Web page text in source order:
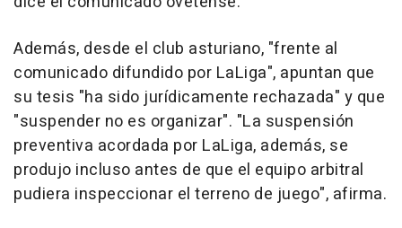
Además, desde el club asturiano, "frente al
comunicado difundido por LaLiga", apuntan que
su tesis "ha sido jurídicamente rechazada" y que
"suspender no es organizar". "La suspensión
preventiva acordada por LaLiga, además, se
produjo incluso antes de que el equipo arbitral
pudiera inspeccionar el terreno de juego", afirma.